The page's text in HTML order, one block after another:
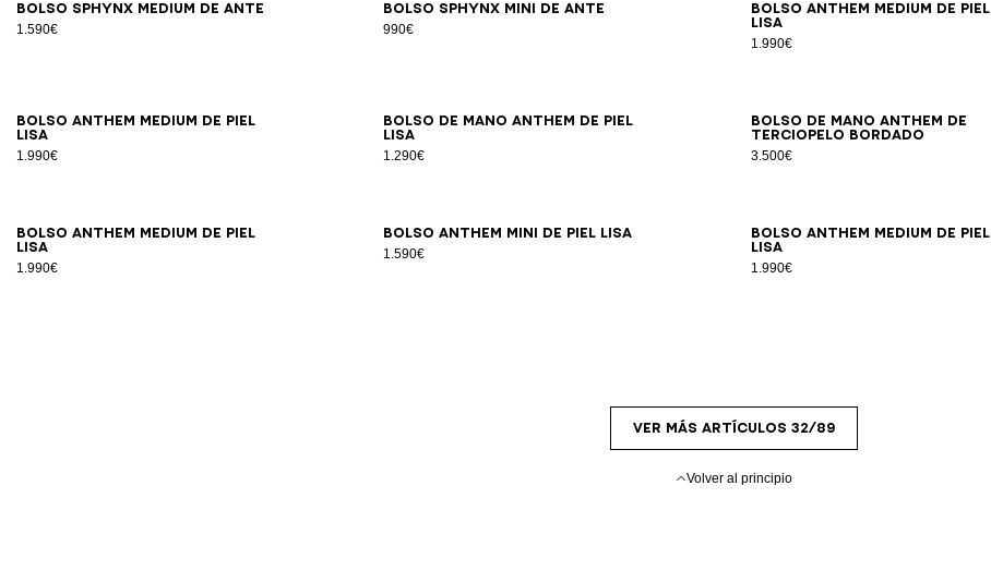
Bolso SPHYNX Medium de ante
1.590€
Bolso SPHYNX Mini de ante
990€
Bolso ANTHEM Medium de piel
lisa
1.990€
Bolso Anthem Medium de piel
lisa
1.990€
Bolso de mano Anthem de piel
lisa
1.290€
Bolso de mano Anthem de
terciopelo bordado
3.500€
Bolso Anthem Medium de piel
lisa
1.990€
Bolso Anthem Mini de piel lisa
1.590€
Bolso Anthem Medium de piel
lisa
1.990€
VER MÁS ARTÍCULOS 32/89
Volver al principio